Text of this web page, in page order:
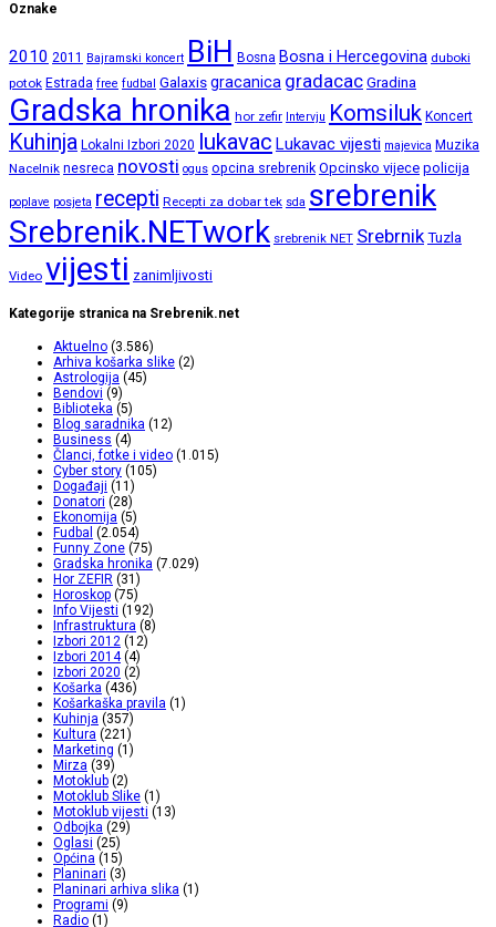
Oznake
2010 2011 Bajramski koncert BiH Bosna Bosna i Hercegovina duboki
potok Estrada free fudbal Galaxis gracanica gradacac Gradina
Gradska hronika hor zefir Intervju Komsiluk Koncert
Kuhinja Lokalni Izbori 2020 lukavac Lukavac vijesti majevica Muzika
Nacelnik nesreca novosti ogus opcina srebrenik Opcinsko vijece policija
poplave posjeta recepti Recepti za dobar tek sda srebrenik
Srebrenik.NETwork srebrenik NET Srebrnik Tuzla
Video vijesti zanimljivosti
Kategorije stranica na Srebrenik.net
Aktuelno (3.586)
Arhiva košarka slike (2)
Astrologija (45)
Bendovi (9)
Biblioteka (5)
Blog saradnika (12)
Business (4)
Članci, fotke i video (1.015)
Cyber story (105)
Događaji (11)
Donatori (28)
Ekonomija (5)
Fudbal (2.054)
Funny Zone (75)
Gradska hronika (7.029)
Hor ZEFIR (31)
Horoskop (75)
Info Vijesti (192)
Infrastruktura (8)
Izbori 2012 (12)
Izbori 2014(4)
Izbori 2020 (2)
Košarka (436)
Košarkaška pravila (1)
Kuhinja (357)
Kultura (221)
Marketing (1)
Mirza (39)
Motoklub (2)
Motoklub Slike (1)
Motoklub vijesti (13)
Odbojka (29)
Oglasi (25)
Općina (15)
Planinari (3)
Planinari arhiva slika (1)
Programi (9)
Radio (1)